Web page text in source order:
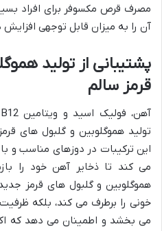
مصرف قرص مکسوفر برای افراد
آن را به میزان قابل توجهی
پشتیبانی از تولید
قرمز سالم
تولید هموگلوبین و گلبول های
این ترکیبات در دوزهای مناسب و
می کند تا ذخایر آهن خود را
هموگلوبین و گلبول های قرمز
خونی را برطرف می کند، بلکه
می بخشد و اطمینان می دهد که